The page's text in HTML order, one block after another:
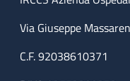
Via Giuseppe
C.F. 92038610371